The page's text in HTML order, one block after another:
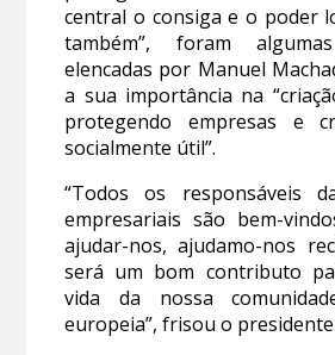
central o consiga e o poder
também”, foram
elencadas por Manuel
a sua importância na
protegendo empresas e
socialmente útil”.
“Todos os responsáveis
empresariais são bem-
ajudar-nos, ajudamo-nos
será um bom contributo
vida da nossa
europeia”, frisou o presidente